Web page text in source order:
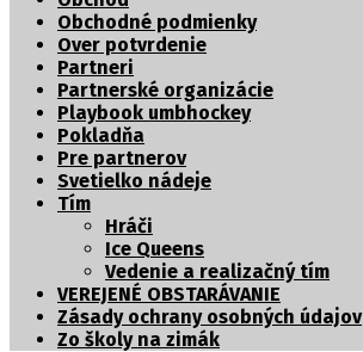
Obchodné podmienky
Over potvrdenie
Partneri
Partnerské organizácie
Playbook umbhockey
Pokladňa
Pre partnerov
Svetielko nádeje
Tím
Hráči
Ice Queens
Vedenie a realizačný tím
VEREJENÉ OBSTARÁVANIE
Zásady ochrany osobných údajov
Zo školy na zimák